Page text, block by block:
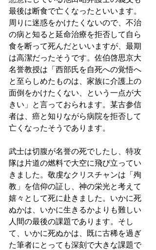
最後は断食で亡くなったといいます。
周りに迷惑をかけたくないので、不治
の病と知ると延命治療を拒否して自ら
食を断って死んだといいますが、最期
は高潔だったそうです。佐伯啓思京大
名誉教授は「西部氏を自死への覚悟へ
と至らしめたものは、家族に介護上の
面倒をかけたくない、という一点が大
きい」と言っておられます。某古参信
者は、癌と知りながら病院を拒否して
亡くなったそうであります。
武士は切腹が名誉の死でしたし、特攻
隊は片道の燃料で大空に飛び立ってい
きました。敬虔なクリスチャンは「殉
教」を信仰の証し、神の栄光と考えて
嬉々として死に赴きました。いかに死
ぬかは、いかに生きるかよりも難しい
人間の最後の課題であります。そし
て、いかに死ぬかは、既に古稀を過ぎ
た筆者にとっても深刻で大きな課題で